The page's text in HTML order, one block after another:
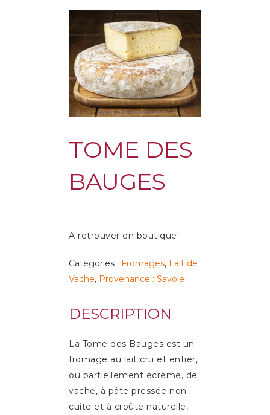
TOME DES
BAUGES
A retrouver en boutique!
Catégories : Fromages, Lait de
Vache, Provenance : Savoie
DESCRIPTION
La Tome des Bauges est un
fromage au lait cru et entier,
ou partiellement écrémé, de
vache, à pâte pressée non
cuite et à croûte naturelle,